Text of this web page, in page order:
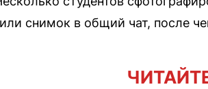
снимок в общий чат, после